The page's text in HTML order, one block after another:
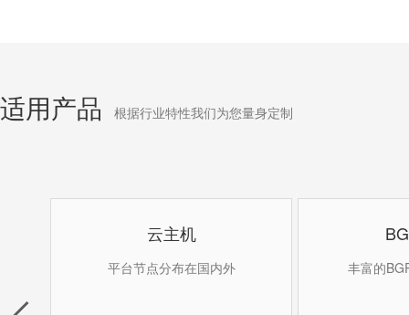
适用产品 根据行业特性我们为您量身定制
云主机
平台节点分布在国内外 丰富的